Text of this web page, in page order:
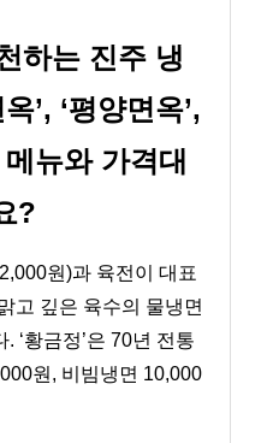
하는 진주 냉
’, ‘평양면옥’,
메뉴와 가격대
?
원)과 육전이 대표
고 깊은 육수의 물냉면
‘황금정’은 70년 전통
원, 비빔냉면 10,000